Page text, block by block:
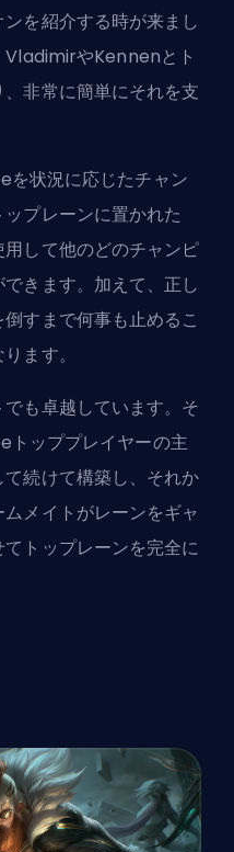
を紹介する時が来まし
VladimirやKennenとト
非常に簡単にそれを支
状況に応じたチャン
プレーンに置かれた
して他のどのチャンピ
きます。加えて、正し
すまで何事も止めるこ
ます。
も卓越しています。そ
ッププレイヤーの主
続けて構築し、それか
メイトがレーンをギャ
トップレーンを完全に